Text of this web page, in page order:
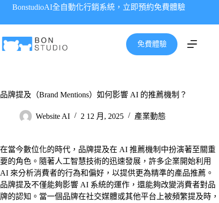
要
內
BonstudioAI全自動化行銷系統，立即預約免費體驗
免費體驗
品牌提及（Brand Mentions）如何影響 AI 的推薦機制？
Website AI 2 12 月, 2025 產業動態
在當今數位化的時代，品牌提及在 AI 推薦機制中扮演著至關重
要的角色。隨著人工智慧技術的迅速發展，許多企業開始利用
AI 來分析消費者的行為和偏好，以提供更為精準的產品推薦。
品牌提及不僅能夠影響 AI 系統的運作，還能夠改變消費者對品
牌的認知。當一個品牌在社交媒體或其他平台上被頻繁提及時，